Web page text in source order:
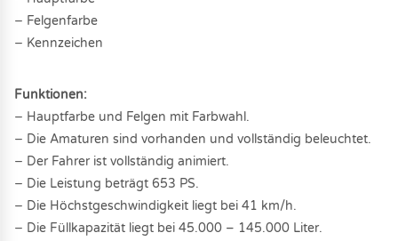
− Felgenfarbe
− Kennzeichen
Funktionen:
− Hauptfarbe und Felgen mit Farbwahl.
− Die Amaturen sind vorhanden und vollständig beleuchtet.
− Der Fahrer ist vollständig animiert.
− Die Leistung beträgt 653 PS.
− Die Höchstgeschwindigkeit liegt bei 41 km/h.
− Die Füllkapazität liegt bei 45.000 – 145.000 Liter.